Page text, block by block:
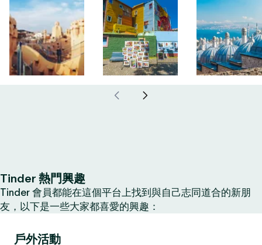
Tinder 熱門興趣
Tinder 會員都能在這個平台上找到與自己志同道合的新朋
友，以下是一些大家都喜愛的興趣：
戶外活動